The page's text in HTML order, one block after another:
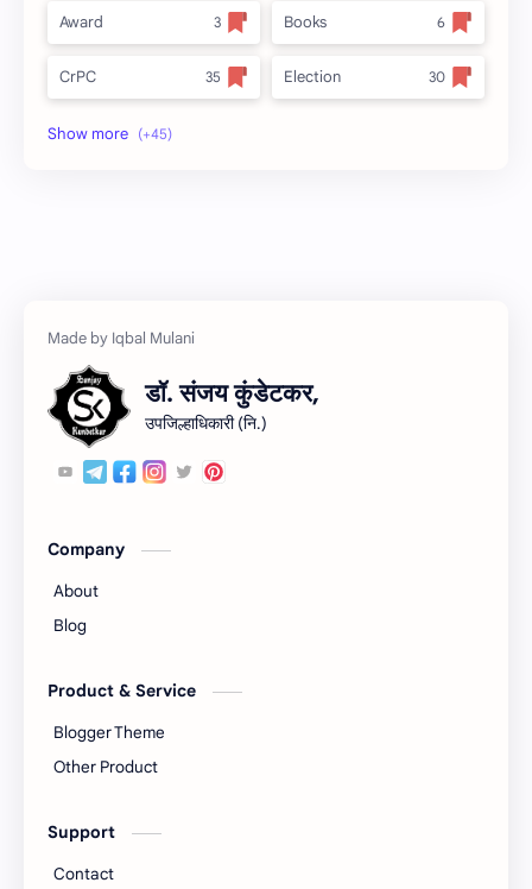
Award Books
CrPC Election
Forest
ईतर
क.जा.प कायदा
कुळकायदा
गौणखनिज
देवस्‍थान इनाम वर्ग 3
महसूल प्रश्‍नोत्तरे
डॉ. संजय कुंडेटकर,
उपजिल्हाधिकारी (नि.)
Company
About
Blog
Product & Service
Blogger Theme
Other Product
Support
Contact